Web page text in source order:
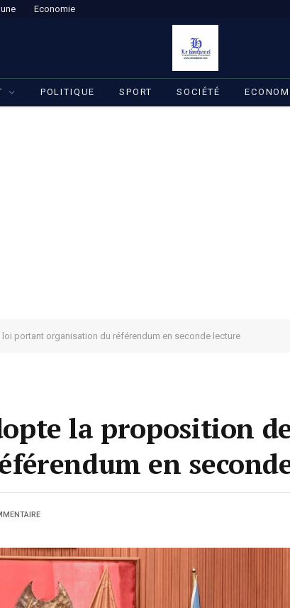
Economie
POLITIQUE SPORT SOCIÉTÉ
portant organisation du référendum en seconde lecture
la proposition
en